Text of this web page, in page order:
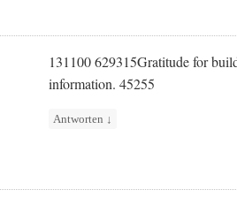
131100 629315Gratitude for
information. 45255
Antworten ↓